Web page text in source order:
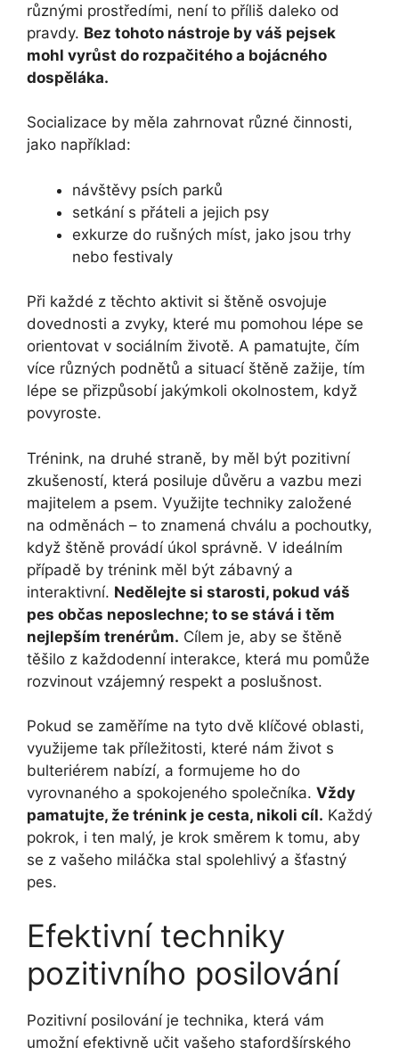
různými prostředími, není to‌ příliš daleko od
pravdy. Bez tohoto nástroje by váš pejsek
mohl vyrůst do rozpačitého a bojácného
dospěláka.
Socializace by měla zahrnovat různé činnosti,
jako například:
návštěvy‌ psích parků
setkání s přáteli a jejich psy
exkurze do rušných míst, jako jsou trhy
nebo festivaly
Při každé z těchto aktivit si štěně osvojuje
dovednosti a zvyky, které mu pomohou lépe se
orientovat v sociálním životě. A pamatujte, čím
více různých podnětů a situací štěně zažije, tím
lépe se přizpůsobí⁢ jakýmkoli okolnostem, když
povyroste.
Trénink, na druhé straně,⁢ by měl být pozitivní
zkušeností, která posiluje důvěru a vazbu mezi
majitelem a⁤ psem. Využijte techniky založené
na odměnách – to znamená chválu a pochoutky,
když štěně provádí úkol správně. V ideálním
případě by trénink měl být zábavný a
interaktivní. Nedělejte si starosti, ⁣pokud váš
pes⁣ občas neposlechne; to se stává i těm
nejlepším trenérům. Cílem je, aby se štěně
těšilo z každodenní interakce, která mu pomůže
rozvinout vzájemný respekt a poslušnost.
Pokud se zaměříme na tyto dvě‍ klíčové oblasti,
využijeme tak příležitosti, které nám život s
bulteriérem nabízí, a formujeme ho do
vyrovnaného a spokojeného společníka. Vždy⁢
pamatujte, že trénink je cesta, nikoli cíl. Každý
pokrok, i ten‍ malý, je krok směrem k tomu, aby
se z vašeho miláčka stal spolehlivý a šťastný
pes.
Efektivní techniky
pozitivního posilování
Pozitivní posilování⁢ je technika, která vám
umožní efektivně učit vašeho stafordšírského